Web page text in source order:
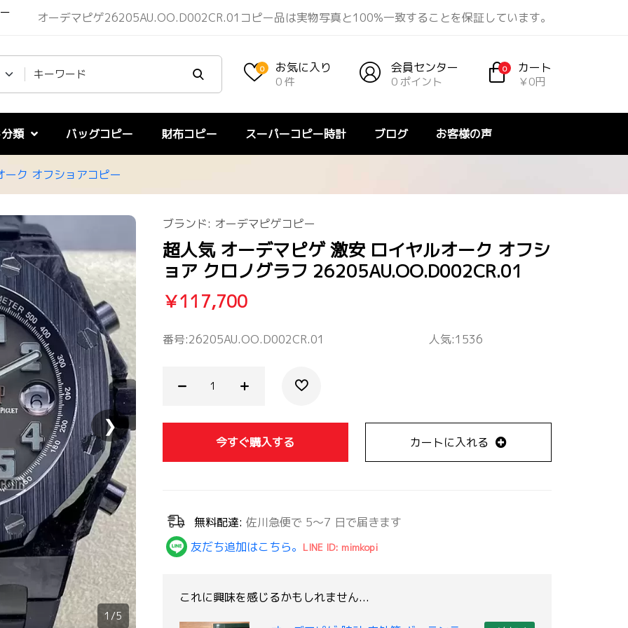
オーデマピゲ26205AU.OO.D002CR.01コピー品は実物写真と100%一致することを保証しています。
0 お気に入り
0 件
会員センター
0 ポイント
0 カート
￥0円
類 バッグコピー 財布コピー スーパーコピー時計 ブログ お客様の声
ーク オフショアコピー
❯
1/5
ブランド: オーデマピゲコピー
超人気 オーデマピゲ 激安 ロイヤルオーク オフシ
ョア クロノグラフ 26205AU.OO.D002CR.01
￥117,700
番号:26205AU.OO.D002CR.01 人気:1536
今すぐ購入する カートに入れる
無料配達: 佐川急便で 5～7 日で届きます
友だち追加はこちら。 LINE ID: mimkopi
これに興味を感じるかもしれません...